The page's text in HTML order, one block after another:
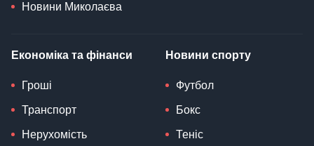
Новини Миколаєва
Економіка та фінанси
Гроші
Транспорт
Нерухомість
Новини спорту
Футбол
Бокс
Теніс